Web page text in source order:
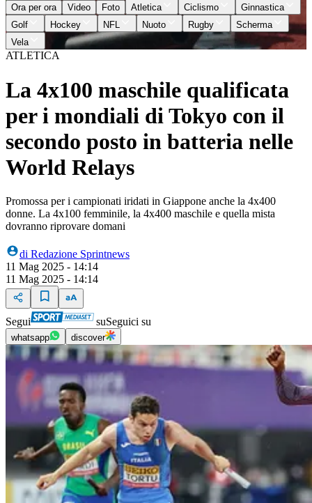
Ora per ora Video Foto Atletica Ciclismo
Ginnastica
Golf
Hockey NFL Nuoto Rugby
Scherma
Vela
ATLETICA
La 4x100 maschile qualificata
per i mondiali di Tokyo con il
secondo posto in batteria nelle
World Relays
Promossa per i campionati iridati in Giappone anche la 4x400
donne. La 4x100 femminile, la 4x400 maschile e quella mista
dovranno riprovare domani
di Redazione Sprintnews
11 Mag 2025 - 14:14
11 Mag 2025 - 14:14
Segui suSeguici su
whatsapp discover